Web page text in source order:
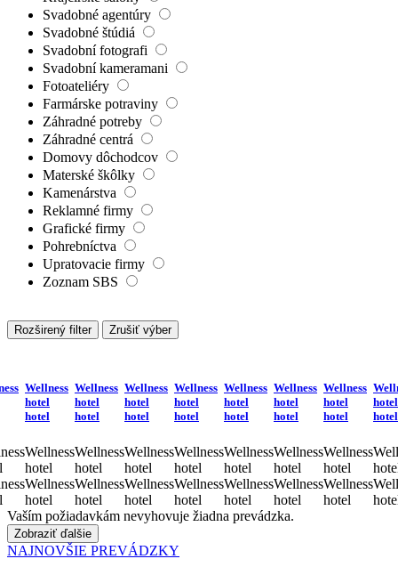
Svadobné agentúry
Svadobné štúdiá
Svadobní fotografi
Svadobní kameramani
Fotoateliéry
Farmárske potraviny
Záhradné potreby
Záhradné centrá
Domovy dôchodcov
Materské škôlky
Kamenárstva
Reklamné firmy
Grafické firmy
Pohrebníctva
Upratovacie firmy
Zoznam SBS
Rozširený filter Zrušiť výber
Wellness
hotel
hotel
Wellness
hotel
Wellness
hotel
Wellness
hotel
hotel
Wellness
hotel
Wellness
hotel
Wellness
hotel
hotel
Wellness
hotel
Wellness
hotel
Wellness
hotel
hotel
Wellness
hotel
Wellness
hotel
Wellness
hotel
hotel
Wellness
hotel
Wellness
hotel
Wellness
hotel
hotel
Wellness
hotel
Wellness
hotel
Wellness
hotel
hotel
Wellness
hotel
Wellness
hotel
hotel
hotel
Vaším požiadavkám nevyhovuje žiadna prevádzka.
Zobraziť ďalšie
NAJNOVŠIE PREVÁDZKY